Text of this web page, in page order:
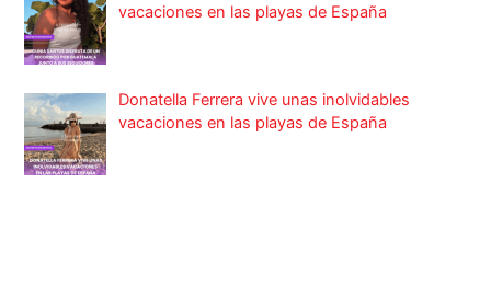
vacaciones en las playas de España
Donatella Ferrera vive unas inolvidables
vacaciones en las playas de España